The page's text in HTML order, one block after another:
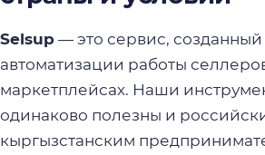
Selsup — это сервис, созданный
автоматизации работы
маркетплейсах. Наши
одинаково полезны и
кыргызстанским